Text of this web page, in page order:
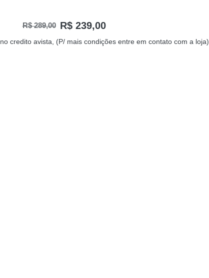
R$289,00 R$239,00
no credito avista, (P/ mais condições entre em contato com a loja)